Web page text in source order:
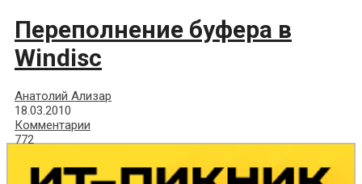
Переполнение буфера в
Windisc
Анатолий Ализар
18.03.2010
Комментарии
772